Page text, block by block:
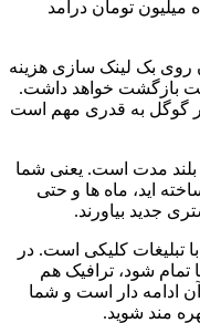
تومان درآمد
روی بک لینک سازی هزینه
بازگشت خواهد داشت.
گوگل به قدری مهم است
بلند مدت است. یعنی شما
اید، ماه ها و حتی
جدید بیاورند.
تبلیغات کلیکی است. در
تمام شود، ترافیک هم
ادامه دار است و شما
مند شوید.